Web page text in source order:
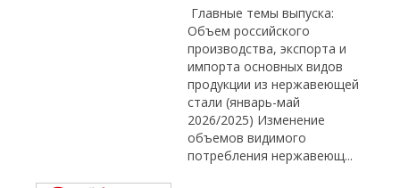
Главные темы выпуска:
Объем российского
производства, экспорта и
импорта основных видов
продукции из нержавеющей
стали (январь-май
2026/2025) Изменение
объемов видимого
потребления нержавеющ...